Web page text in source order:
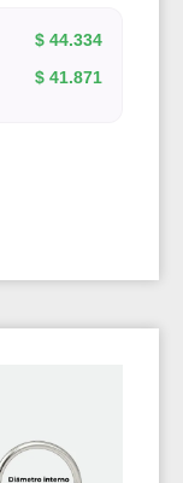
$ 44.334
$ 41.871